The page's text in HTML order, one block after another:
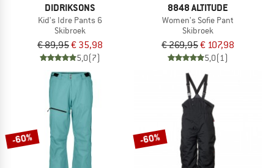
DIDRIKSONS
Kid's Idre Pants 6
Skibroek
€ 89,95€ 35,98
5,0(7)
8848 ALTITUDE
Women's Sofie Pant
Skibroek
€ 269,95€ 107,98
5,0(1)
-60% -60%